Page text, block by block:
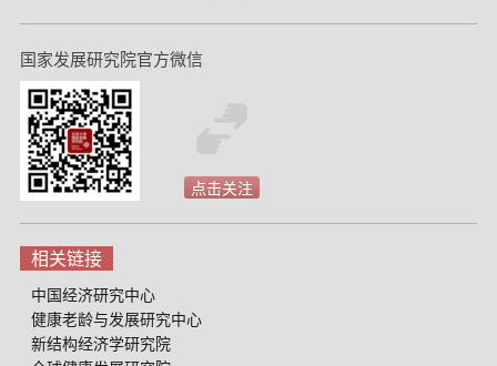
国家发展研究院官方微信
点击关注
相关链接
中国经济研究中心
健康老龄与发展研究中心
新结构经济学研究院